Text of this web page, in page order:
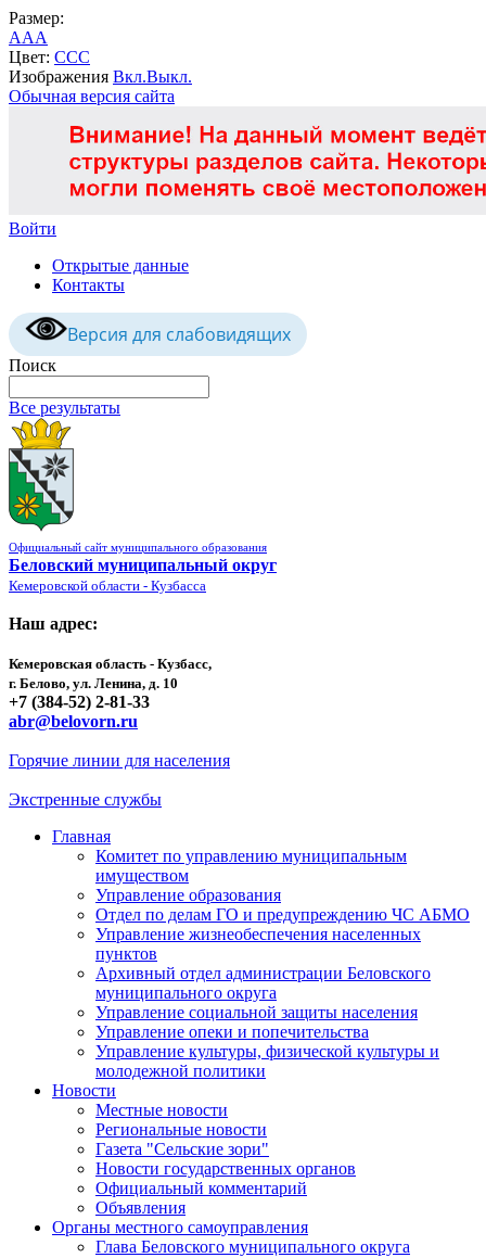
Размер:
AAA
Цвет: CCC
Изображения Вкл.Выкл.
Обычная версия сайта
Войти
Открытые данные
Контакты
Версия для слабовидящих
Поиск
Все результаты
Официальный сайт муниципального образования
Беловский муниципальный округ
Кемеровской области - Кузбасса
Наш адрес:
Кемеровская область - Кузбасс,
г. Белово, ул. Ленина, д. 10
+7 (384-52) 2-81-33
abr@belovorn.ru
Горячие линии для населения
Экстренные службы
Главная
Комитет по управлению муниципальным
имуществом
Управление образования
Отдел по делам ГО и предупреждению ЧС АБМО
Управление жизнеобеспечения населенных
пунктов
Архивный отдел администрации Беловского
муниципального округа
Управление социальной защиты населения
Управление опеки и попечительства
Управление культуры, физической культуры и
молодежной политики
Новости
Местные новости
Региональные новости
Газета "Сельские зори"
Новости государственных органов
Официальный комментарий
Объявления
Органы местного самоуправления
Глава Беловского муниципального округа